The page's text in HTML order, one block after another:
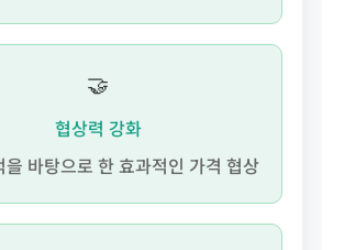
🤝
협상력 강화
을 바탕으로 한 효과적인 가격 협상